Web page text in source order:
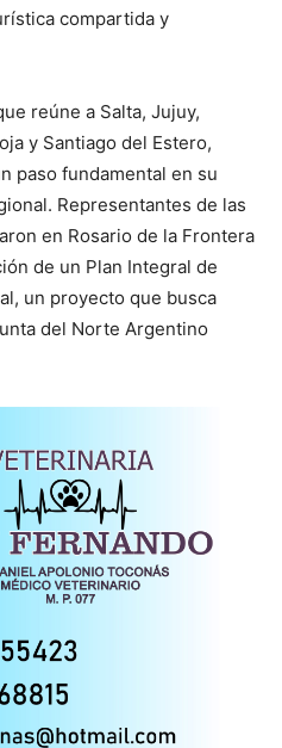
compartida y
reúne a Salta, Jujuy,
y Santiago del Estero,
paso fundamental en su
Representantes de las
en Rosario de la Frontera
de un Plan Integral de
un proyecto que busca
del Norte Argentino